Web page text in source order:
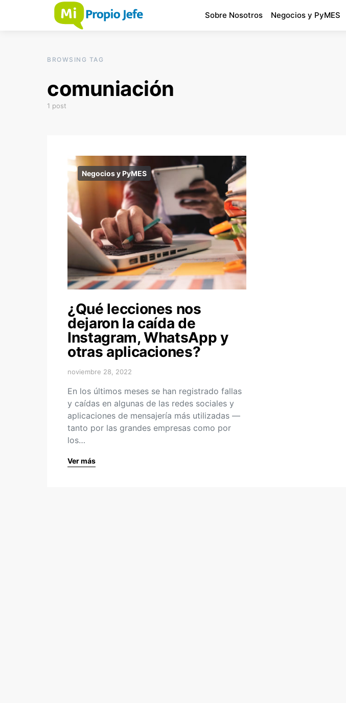
Sobre Nosotros Negocios y PyMES
BROWSING TAG
comuniación
1 post
Negocios y PyMES
¿Qué lecciones nos
dejaron la caída de
Instagram, WhatsApp y
otras aplicaciones?
noviembre 28, 2022
En los últimos meses se han registrado fallas
y caídas en algunas de las redes sociales y
aplicaciones de mensajería más utilizadas —
tanto por las grandes empresas como por
los…
Ver más